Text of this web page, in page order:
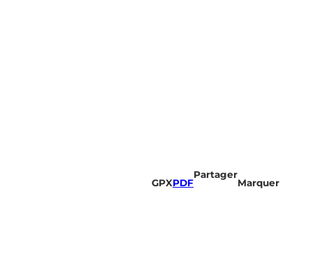
GPXPDF
Partager
Marquer